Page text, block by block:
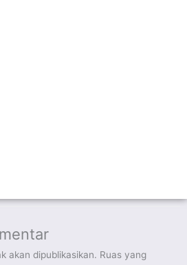
akan dipublikasikan. Ruas yang